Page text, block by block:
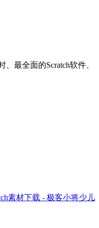
最全面的Scratch软件、